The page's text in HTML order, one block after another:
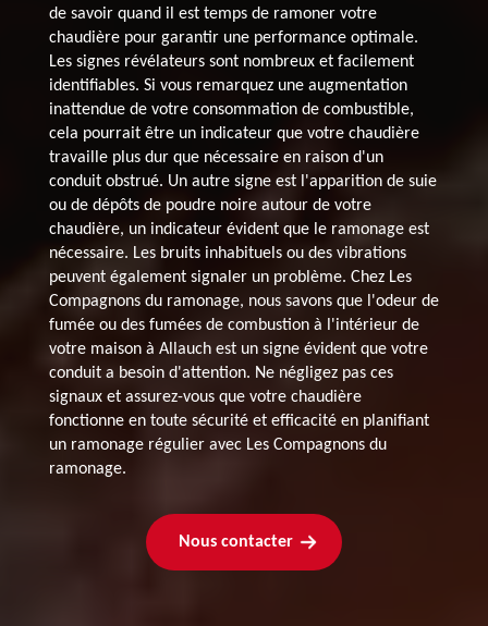
de savoir quand il est temps de ramoner votre
chaudière pour garantir une performance optimale.
Les signes révélateurs sont nombreux et facilement
identifiables. Si vous remarquez une augmentation
inattendue de votre consommation de combustible,
cela pourrait être un indicateur que votre chaudière
travaille plus dur que nécessaire en raison d'un
conduit obstrué. Un autre signe est l'apparition de suie
ou de dépôts de poudre noire autour de votre
chaudière, un indicateur évident que le ramonage est
nécessaire. Les bruits inhabituels ou des vibrations
peuvent également signaler un problème. Chez Les
Compagnons du ramonage, nous savons que l'odeur de
fumée ou des fumées de combustion à l'intérieur de
votre maison à Allauch est un signe évident que votre
conduit a besoin d'attention. Ne négligez pas ces
signaux et assurez-vous que votre chaudière
fonctionne en toute sécurité et efficacité en planifiant
un ramonage régulier avec Les Compagnons du
ramonage.
Nous contacter